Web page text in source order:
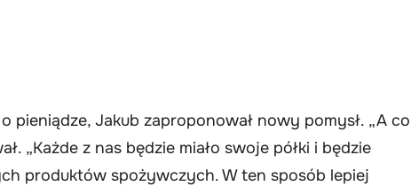
pieniądze, Jakub zaproponował nowy pomysł. „A co
„Każde z nas będzie miało swoje półki i będzie
produktów spożywczych. W ten sposób lepiej